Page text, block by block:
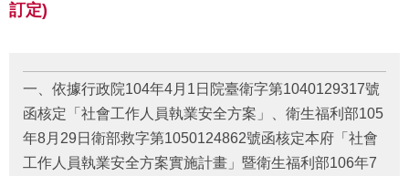
政
訊
公
開
法
令
訂定)
一、依據行政院104年4月1日院臺衛字第1040129317號
函核定「社會工作人員執業安全方案」、衛生福利部105
年8月29日衛部救字第1050124862號函核定本府「社會
工作人員執業安全方案實施計畫」暨衛生福利部106年7